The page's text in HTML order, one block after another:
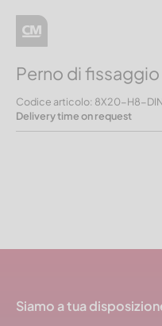
Perno di
Codice articolo: 8X20-H8-
Delivery time on request
Siamo a tua